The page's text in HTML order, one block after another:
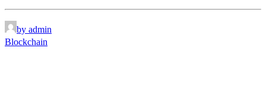
by admin
Blockchain